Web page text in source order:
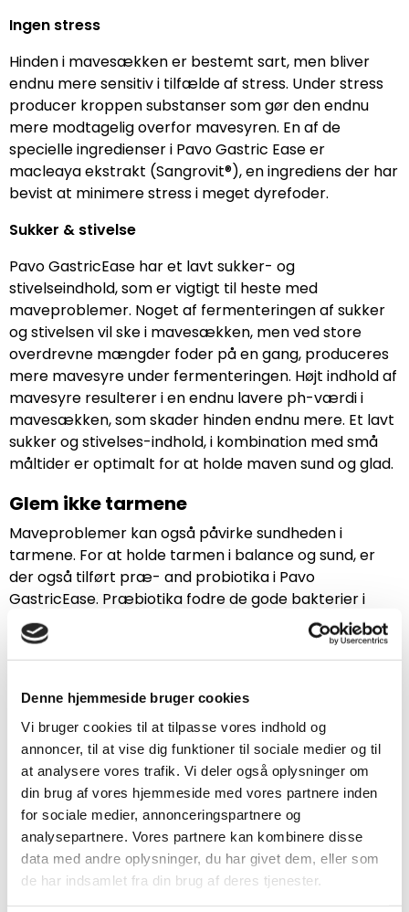
Denne hjemmeside bruger cookies
Vi bruger cookies til at tilpasse vores indhold og
annoncer, til at vise dig funktioner til sociale medier og til
at analysere vores trafik. Vi deler også oplysninger om
din brug af vores hjemmeside med vores partnere inden
for sociale medier, annonceringspartnere og
analysepartnere. Vores partnere kan kombinere disse
data med andre oplysninger, du har givet dem, eller som
de har indsamlet fra din brug af deres tjenester.
Ingen stress
Hinden i mavesækken er bestemt sart, men bliver
endnu mere sensitiv i tilfælde af stress. Under stress
producer kroppen substanser som gør den endnu
mere modtagelig overfor mavesyren. En af de
specielle ingredienser i Pavo Gastric Ease er
macleaya ekstrakt (Sangrovit®), en ingrediens der har
bevist at minimere stress i meget dyrefoder.
Sukker & stivelse
Pavo GastricEase har et lavt sukker- og
stivelseindhold, som er vigtigt til heste med
maveproblemer. Noget af fermenteringen af sukker
og stivelsen vil ske i mavesækken, men ved store
overdrevne mængder foder på en gang, produceres
mere mavesyre under fermenteringen. Højt indhold af
mavesyre resulterer i en endnu lavere ph-værdi i
mavesækken, som skader hinden endnu mere. Et lavt
sukker og stivelses-indhold, i kombination med små
måltider er optimalt for at holde maven sund og glad.
Glem ikke tarmene
Maveproblemer kan også påvirke sundheden i
tarmene. For at holde tarmen i balance og sund, er
der også tilført præ- and probiotika i Pavo
GastricEase. Præbiotika fodre de gode bakterier i
tarmen, som giver en god tarmflora. Probiotikaen er
faktisk de gode bakterier og stabilisere tarmfloraen,
samt fremmer fordøjeligheden. I Pavo GastricEase,
en bevist effekt.
All-in-one: vitaminer, mineraler, energi &
protein
Når man fodre Pavo GastricEase, støttes
mavesækken, men hesten får også dækket dens
daglig behov for vitaminer og mineraler. Denne
balancerede mysli indeholder også den tilpasse
mængde energi og protein til heste og ponyer i intet